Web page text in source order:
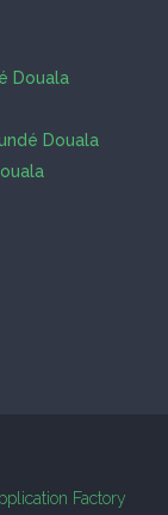
Douala
Douala
Factory